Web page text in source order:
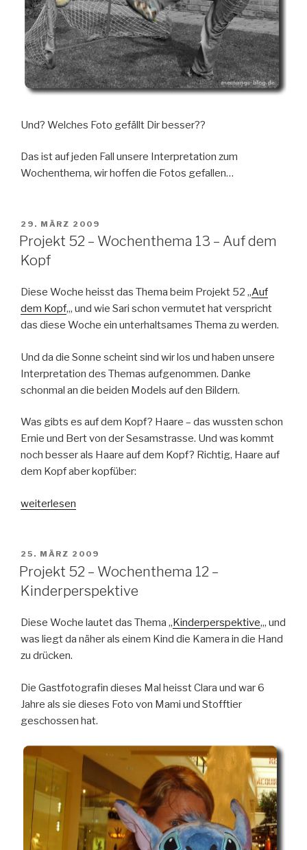
Und? Welches Foto gefällt Dir besser??
Das ist auf jeden Fall unsere Interpretation zum
Wochenthema, wir hoffen die Fotos gefallen…
VERÖFFENTLICHT
AM
29. MÄRZ 2009
Projekt 52 – Wochenthema 13 – Auf dem
Kopf
Diese Woche heisst das Thema beim Projekt 52 „Auf
dem Kopf„, und wie Sari schon vermutet hat verspricht
das diese Woche ein unterhaltsames Thema zu werden.
Und da die Sonne scheint sind wir los und haben unsere
Interpretation des Themas aufgenommen. Danke
schonmal an die beiden Models auf den Bildern.
Was gibts es auf dem Kopf? Haare – das wussten schon
Ernie und Bert von der Sesamstrasse. Und was kommt
noch besser als Haare auf dem Kopf? Richtig, Haare auf
dem Kopf aber kopfüber:
„Projekt
Wochenthema
13
–
dem
Kopf“
weiterlesen
VERÖFFENTLICHT
AM
25. MÄRZ 2009
Projekt 52 – Wochenthema 12 –
Kinderperspektive
Diese Woche lautet das Thema „Kinderperspektive„, und
was liegt da näher als einem Kind die Kamera in die Hand
zu drücken.
Die Gastfotografin dieses Mal heisst Clara und war 6
Jahre als sie dieses Foto von Mami und Stofftier
geschossen hat.